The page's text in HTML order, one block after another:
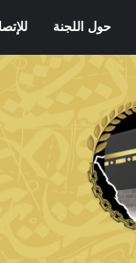
حول اللجنة